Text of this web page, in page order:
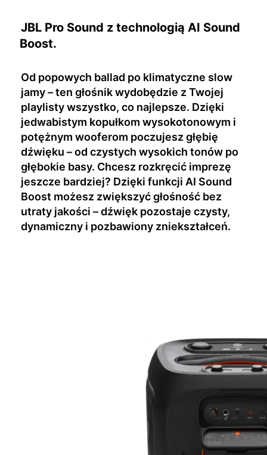
JBL Pro Sound z technologią AI Sound
Boost.
Od popowych ballad po klimatyczne slow
jamy – ten głośnik wydobędzie z Twojej
playlisty wszystko, co najlepsze. Dzięki
jedwabistym kopułkom wysokotonowym i
potężnym wooferom poczujesz głębię
dźwięku – od czystych wysokich tonów po
głębokie basy. Chcesz rozkręcić imprezę
jeszcze bardziej? Dzięki funkcji AI Sound
Boost możesz zwiększyć głośność bez
utraty jakości – dźwięk pozostaje czysty,
dynamiczny i pozbawiony zniekształceń.